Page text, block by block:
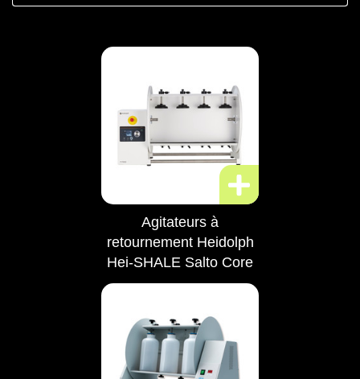
Agitateurs à
retournement Heidolph
Hei-SHALE Salto Core